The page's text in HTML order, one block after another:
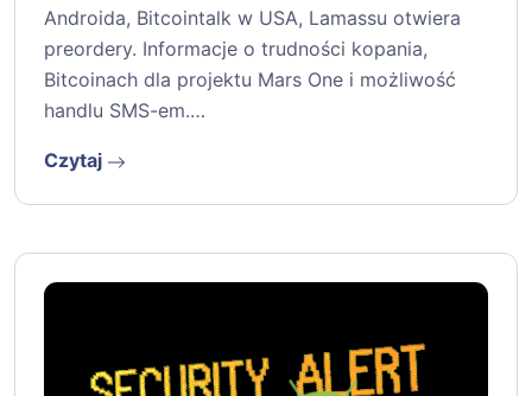
Androida, Bitcointalk w USA, Lamassu otwiera
preordery. Informacje o trudności kopania,
Bitcoinach dla projektu Mars One i możliwość
handlu SMS-em.…
Czytaj